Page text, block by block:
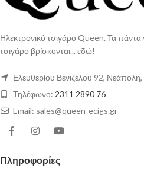
Ηλεκτρονικό τσιγάρο Queen. Τα
τσιγάρο βρίσκονται... εδώ!
Ελευθερίου Βενιζέλου 92,
Τηλέφωνο: 2311 2890 76
Email: sales@queen-ecigs.gr
Πληροφορίες